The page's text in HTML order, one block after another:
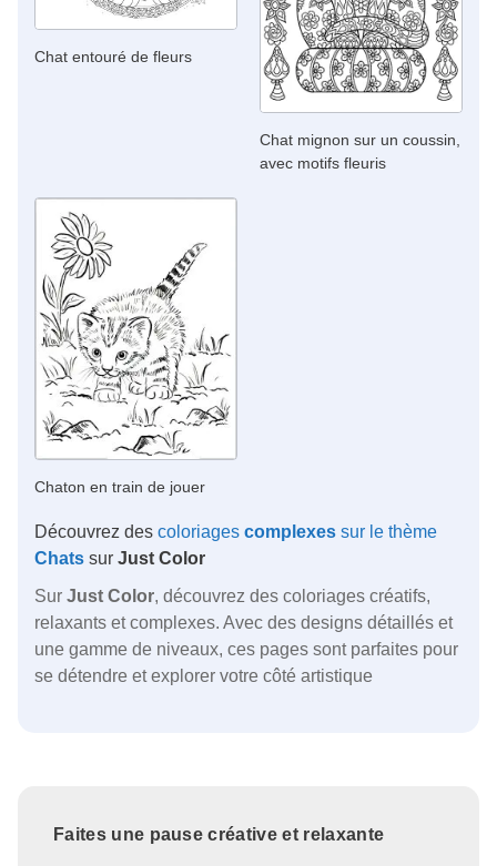
Chat entouré de fleurs
Chat mignon sur un coussin,
avec motifs fleuris
Chaton en train de jouer
Découvrez des coloriages complexes sur le thème
Chats sur Just Color
Sur Just Color, découvrez des coloriages créatifs,
relaxants et complexes. Avec des designs détaillés et
une gamme de niveaux, ces pages sont parfaites pour
se détendre et explorer votre côté artistique
Faites une pause créative et relaxante